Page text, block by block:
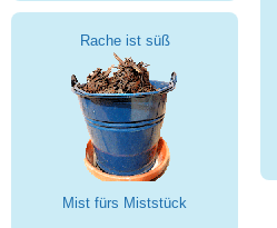
Rache ist süß
Mist fürs Miststück